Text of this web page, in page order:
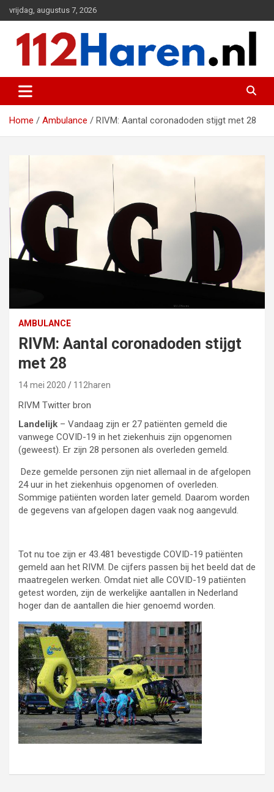
naar
inhoud
vrijdag, augustus 7, 2026
112 Haren.nl
Home Ambulance RIVM: Aantal coronadoden stijgt met 28
AMBULANCE
RIVM: Aantal coronadoden stijgt
met 28
14 mei 2020 112haren
RIVM Twitter bron
Landelijk – Vandaag zijn er 27 patiënten gemeld die
vanwege COVID-19 in het ziekenhuis zijn opgenomen
(geweest). Er zijn 28 personen als overleden gemeld.
Deze gemelde personen zijn niet allemaal in de afgelopen
24 uur in het ziekenhuis opgenomen of overleden.
Sommige patiënten worden later gemeld. Daarom worden
de gegevens van afgelopen dagen vaak nog aangevuld.
Tot nu toe zijn er 43.481 bevestigde COVID-19 patiënten
gemeld aan het RIVM Rijksinstituut voor Volksgezondheid en
. De cijfers passen bij het beeld dat de
maatregelen werken. Omdat niet alle COVID-19 patiënten
getest worden, zijn de werkelijke aantallen in Nederland
hoger dan de aantallen die hier genoemd worden.